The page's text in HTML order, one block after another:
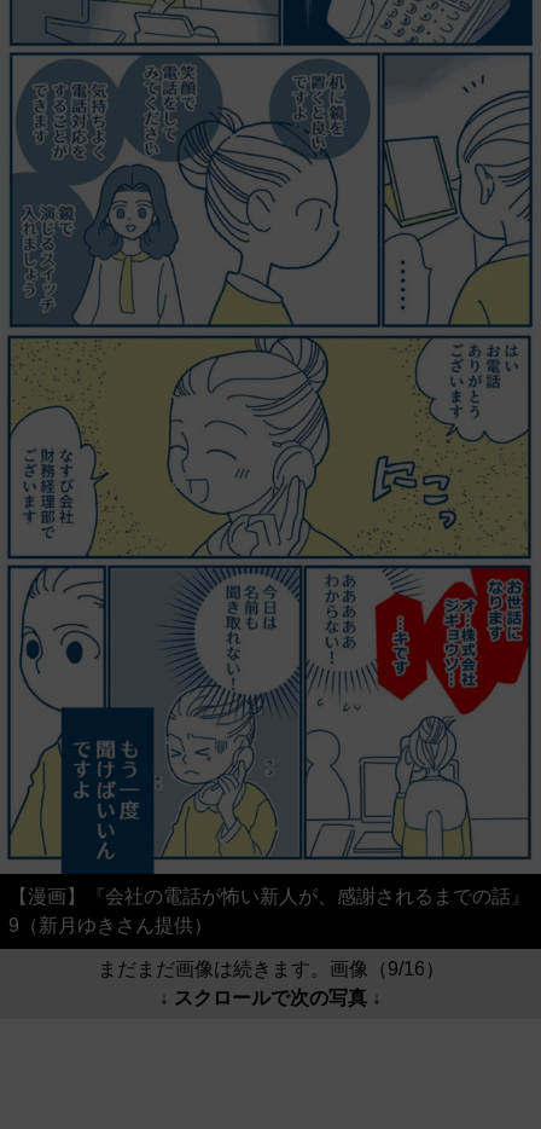
【漫画】『会社の電話が怖い新人が、感謝されるまでの話』
9（新月ゆきさん提供）
まだまだ画像は続きます。画像（9/16）
↓ スクロールで次の写真 ↓